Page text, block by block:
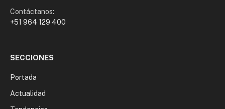
Contáctanos:
+51 964 129 400
SECCIONES
Portada
Actualidad